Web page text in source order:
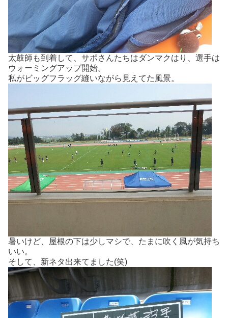
太鼓師も到着して、サポさんたちはダンマクはり、選手は
ウォーミングアップ開始。
私がビッグフラッグ縫いながら見えてた風景。
暑いけど、屋根の下は少しマシで、たまに吹く風が気持ち
いい。
そして、新ネタ出来てました(笑)